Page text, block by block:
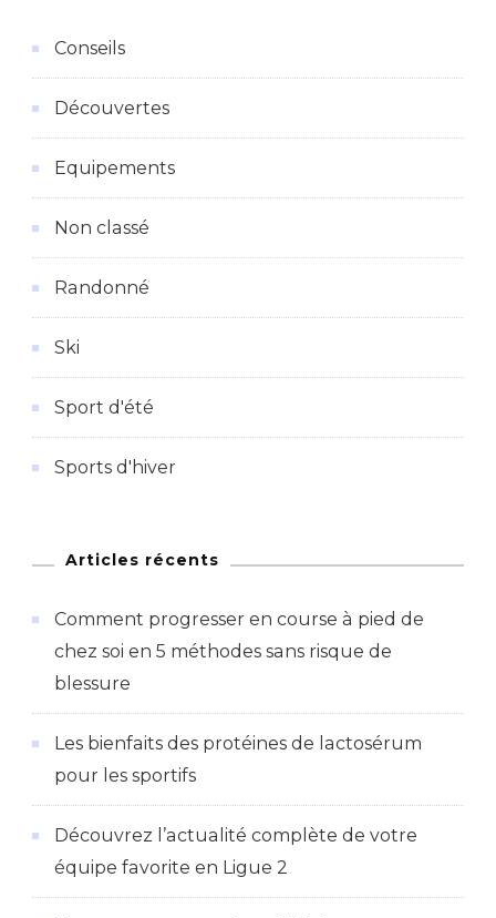
Conseils
Découvertes
Equipements
Non classé
Randonné
Ski
Sport d'été
Sports d'hiver
Articles récents
Comment progresser en course à pied de
chez soi en 5 méthodes sans risque de
blessure
Les bienfaits des protéines de lactosérum
pour les sportifs
Découvrez l’actualité complète de votre
équipe favorite en Ligue 2